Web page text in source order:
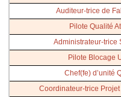
Auditeur-trice de
Pilote Qualité
Administrateur-trice
Pilote Blocage
Chef(fe) d’unité
Coordinateur-trice